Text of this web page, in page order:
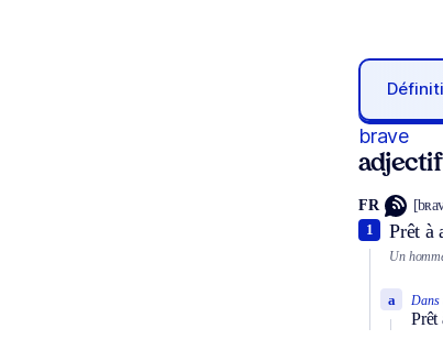
brave
adjectif
FR
Prêt à
1
Un
Dans
Prêt
a